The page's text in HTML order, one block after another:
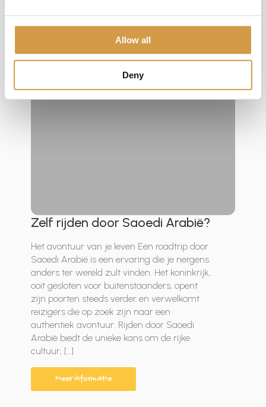
Allow all
Deny
Zelf rijden door Saoedi Arabië?
Het avontuur van je leven Een roadtrip door
Saoedi Arabië is een ervaring die je nergens
anders ter wereld zult vinden. Het koninkrijk,
ooit gesloten voor buitenstaanders, opent
zijn poorten steeds verder en verwelkomt
reizigers die op zoek zijn naar een
authentiek avontuur. Rijden door Saoedi
Arabië biedt de unieke kans om de rijke
cultuur, […]
Meer informatie